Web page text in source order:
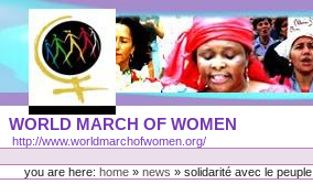
Skip
content
Portal
Languages
WORLD MARCH OF WOMEN
http://www.worldmarchofwomen.org/
Personal
toolsyou are here:home » news »solidarité avec le